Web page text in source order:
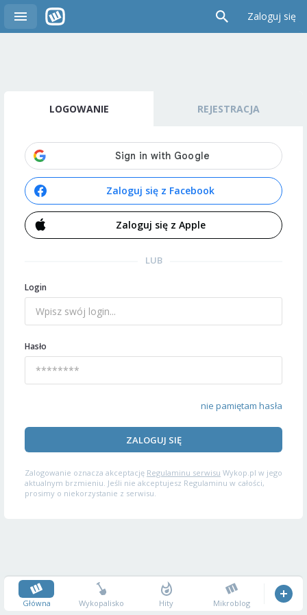
Zaloguj się
LOGOWANIE REJESTRACJA
Zaloguj się z Facebook
Zaloguj się z Apple
LUB
Login
Hasło
nie pamiętam hasła
ZALOGUJ SIĘ
Zalogowanie oznacza akceptację Regulaminu serwisu Wykop.pl w jego
aktualnym brzmieniu. Jeśli nie akceptujesz Regulaminu w całości,
prosimy o niekorzystanie z serwisu.
Główna Wykopalisko Hity Mikroblog